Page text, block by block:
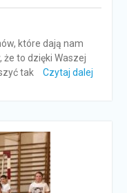
które dają nam
że to dzięki Waszej
tak
Czytaj dalej